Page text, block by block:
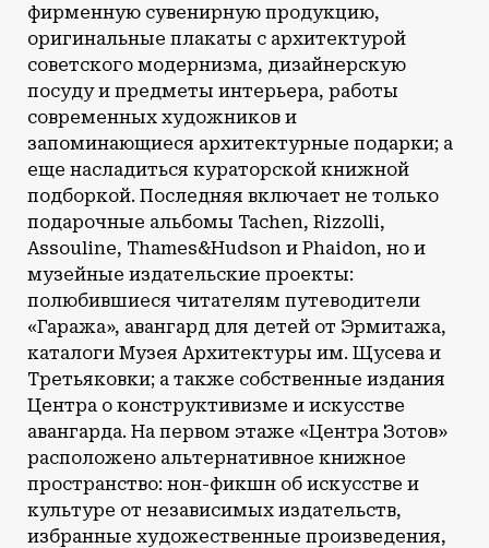
фирменную сувенирную продукцию,
оригинальные плакаты с архитектурой
советского модернизма, дизайнерскую
посуду и предметы интерьера, работы
современных художников и
запоминающиеся архитектурные подарки; а
еще насладиться кураторской книжной
подборкой. Последняя включает не только
подарочные альбомы Tachen, Rizzolli,
Assouline, Thames&Hudson и Phaidon, но и
музейные издательские проекты:
полюбившиеся читателям путеводители
«Гаража», авангард для детей от Эрмитажа,
каталоги Музея Архитектуры им. Щусева и
Третьяковки; а также собственные издания
Центра о конструктивизме и искусстве
авангарда. На первом этаже «Центра Зотов»
расположено альтернативное книжное
пространство: нон-фикшн об искусстве и
культуре от независимых издательств,
избранные художественные произведения,